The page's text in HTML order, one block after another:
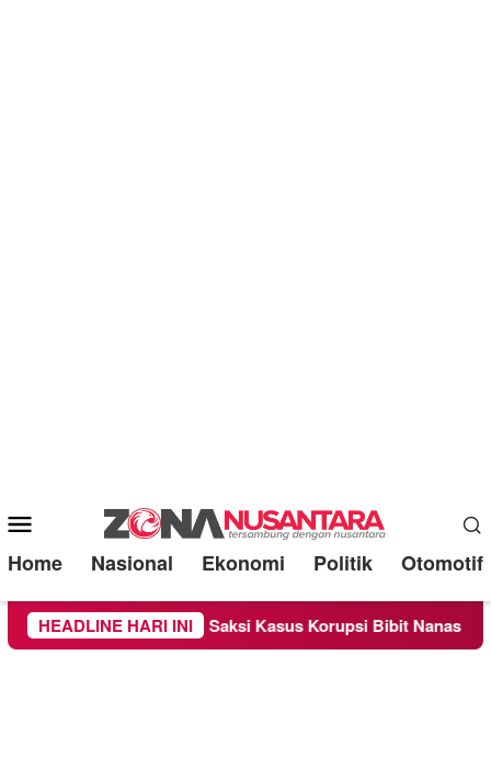
Mobile
Menu
Home Nasional Ekonomi Politik Otomotif
HEADLINE HARI INI
Sebagai Saksi Kasus Korupsi Bibit Nanas Sulsel Rp 52,4